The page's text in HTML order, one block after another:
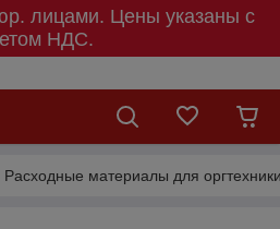
лицами. Цены указаны c
НДС.
Расходные материалы для